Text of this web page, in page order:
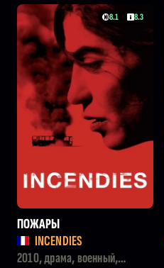
8.1 8.3
ПОЖАРЫ
INCENDIES
2010, драма, военный,